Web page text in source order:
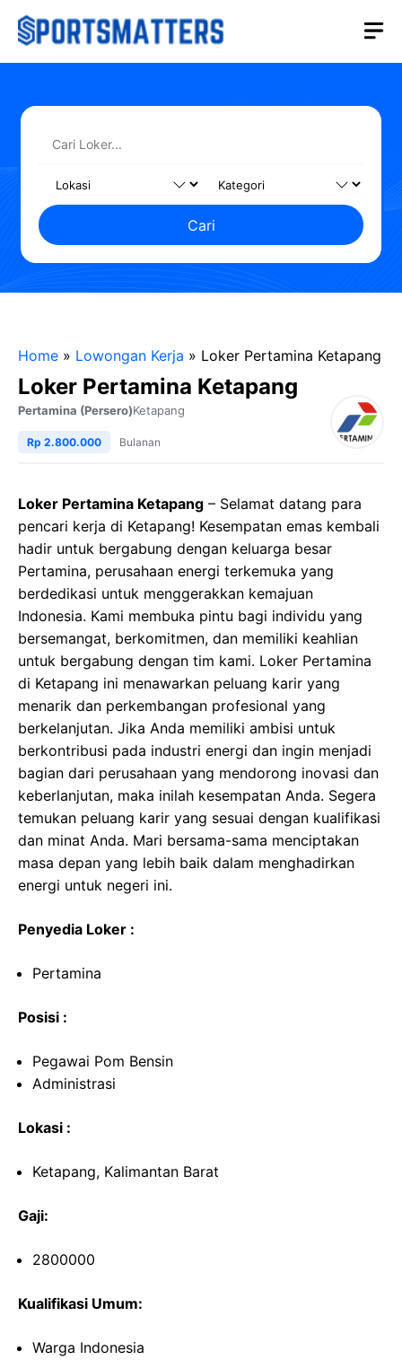
Langsung
Cari
Home » Lowongan Kerja » Loker Pertamina Ketapang
Loker Pertamina Ketapang
Pertamina (Persero)Ketapang
Rp 2.800.000 Bulanan
Loker Pertamina Ketapang – Selamat datang para
pencari kerja di Ketapang! Kesempatan emas kembali
hadir untuk bergabung dengan keluarga besar
Pertamina, perusahaan energi terkemuka yang
berdedikasi untuk menggerakkan kemajuan
Indonesia. Kami membuka pintu bagi individu yang
bersemangat, berkomitmen, dan memiliki keahlian
untuk bergabung dengan tim kami. Loker Pertamina
di Ketapang ini menawarkan peluang karir yang
menarik dan perkembangan profesional yang
berkelanjutan. Jika Anda memiliki ambisi untuk
berkontribusi pada industri energi dan ingin menjadi
bagian dari perusahaan yang mendorong inovasi dan
keberlanjutan, maka inilah kesempatan Anda. Segera
temukan peluang karir yang sesuai dengan kualifikasi
dan minat Anda. Mari bersama-sama menciptakan
masa depan yang lebih baik dalam menghadirkan
energi untuk negeri ini.
Penyedia Loker :
Pertamina
Posisi :
Pegawai Pom Bensin
Administrasi
Lokasi :
Ketapang, Kalimantan Barat
Gaji:
2800000
Kualifikasi Umum:
Warga Indonesia